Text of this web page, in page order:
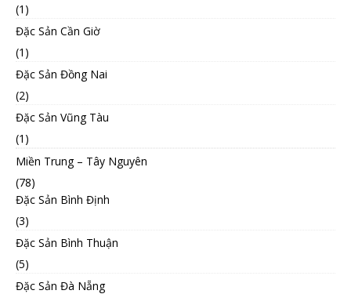
(1)
Đặc Sản Cần Giờ
(1)
Đặc Sản Đồng Nai
(2)
Đặc Sản Vũng Tàu
(1)
Miền Trung – Tây Nguyên
(78)
Đặc Sản Bình Định
(3)
Đặc Sản Bình Thuận
(5)
Đặc Sản Đà Nẵng